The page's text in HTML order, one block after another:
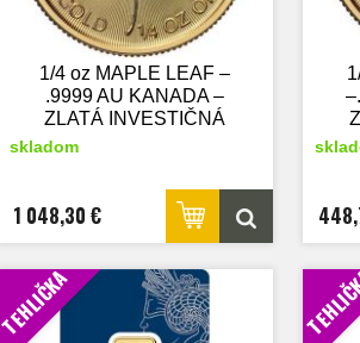
1/4 oz MAPLE LEAF –
.9999 AU KANADA –
ZLATÁ INVESTIČNÁ
MINCA - nový tovar
skladom
1 048,30 €
TEHLIČKA